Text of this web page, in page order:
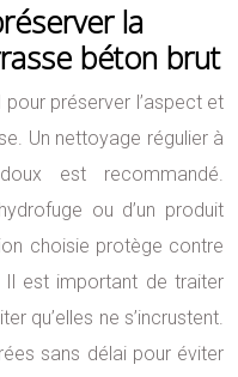
la
béton brut
préserver l’aspect et
Un nettoyage régulier à
est recommandé.
ou d’un produit
choisie protège contre
est important de traiter
qu’elles ne s’incrustent.
sans délai pour éviter